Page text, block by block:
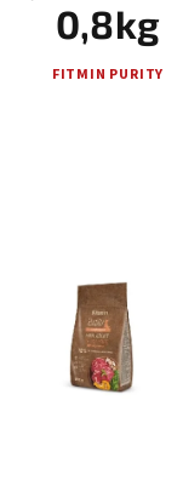
0,8kg
FITMIN PURITY